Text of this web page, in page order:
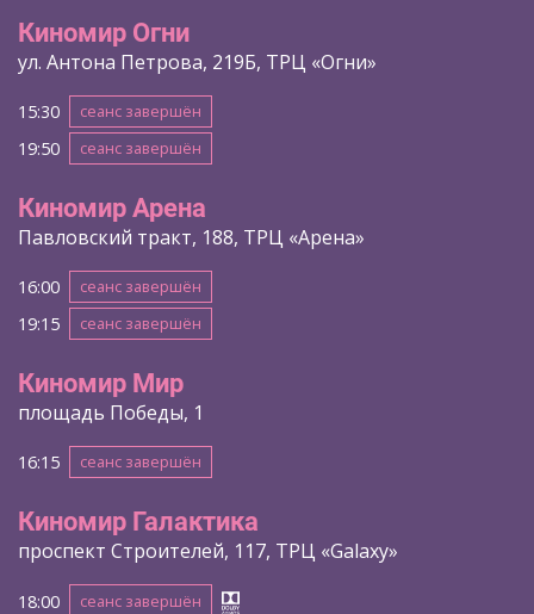
Киномир Огни
ул. Антона Петрова, 219Б, ТРЦ «Огни»
15:30 сеанс завершён
19:50 сеанс завершён
Киномир Арена
Павловский тракт, 188, ТРЦ «Арена»
16:00 сеанс завершён
19:15 сеанс завершён
Киномир Мир
площадь Победы, 1
16:15 сеанс завершён
Киномир Галактика
проспект Строителей, 117, ТРЦ «Galaxy»
18:00 сеанс завершён